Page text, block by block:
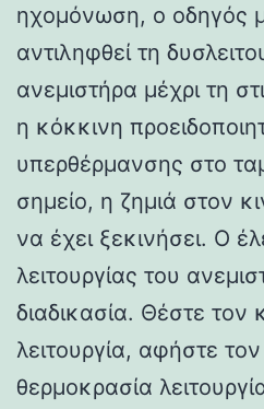
ηχομόνωση, ο οδηγός
αντιληφθεί τη
ανεμιστήρα μέχρι τη
η κόκκινη
υπερθέρμανσης στο
σημείο, η ζημιά στον
να έχει ξεκινήσει. Ο
λειτουργίας του
διαδικασία. Θέστε τον
λειτουργία, αφήστε
θερμοκρασία